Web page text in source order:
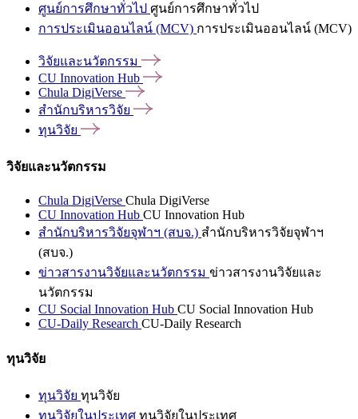
ศูนย์การศึกษาทั่วไป ศูนย์การศึกษาทั่วไป
การประเมินออนไลน์ (MCV) การประเมินออนไลน์ (MCV)
วิจัยและนวัตกรรม
CU Innovation Hub
Chula DigiVerse
สำนักบริหารวิจัย
ทุนวิจัย
วิจัยและนวัตกรรม
Chula DigiVerse Chula DigiVerse
CU Innovation Hub CU Innovation Hub
สำนักบริหารวิจัยจุฬาฯ (สบจ.) สำนักบริหารวิจัยจุฬาฯ
(สบจ.)
ข่าวสารงานวิจัยและนวัตกรรม ข่าวสารงานวิจัยและ
นวัตกรรม
CU Social Innovation Hub CU Social Innovation Hub
CU-Daily Research CU-Daily Research
ทุนวิจัย
ทุนวิจัย ทุนวิจัย
ทุนวิจัยในประเทศ ทุนวิจัยในประเทศ